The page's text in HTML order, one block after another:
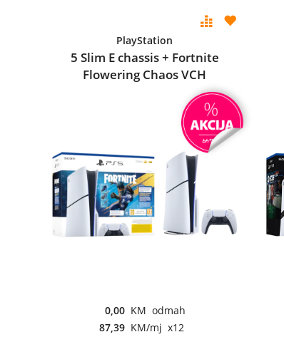
PlayStation
5 Slim E chassis + Fortnite
Flowering Chaos VCH
0,00 KM odmah
87,39 KM/mj x12